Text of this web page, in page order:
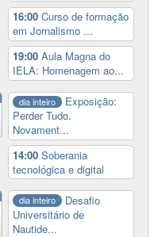
16:00Curso de formação
em Jornalismo ...
19:00Aula Magna do
IELA: Homenagem ao...
dia inteiro
Exposição:
Perder Tudo.
Novament...
14:00Soberania
tecnológica e digital
dia inteiro
Desafio
Universitário de
Nautide...